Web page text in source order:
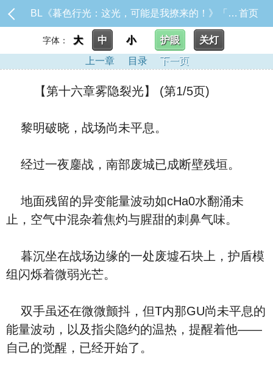
BL《暮色行光：这光，可能是我撩来的！》「※本作品未来章节将包含限制级内容，请斟酌阅读。」目前暂时固_【第十六章雾隐裂光】 首页
字体： 大 中 小 护眼
关灯
上一章
目录 下一页
【第十六章雾隐裂光】 (第1/5页)
黎明破晓，战场尚未平息。
经过一夜鏖战，南部废城已成断壁残垣。
地面残留的异变能量波动如cHa0水翻涌未
止，空气中混杂着焦灼与腥甜的刺鼻气味。
暮沉坐在战场边缘的一处废墟石块上，护盾模
组闪烁着微弱光芒。
双手虽还在微微颤抖，但T内那GU尚未平息的
能量波动，以及指尖隐约的温热，提醒着他——
自己的觉醒，已经开始了。